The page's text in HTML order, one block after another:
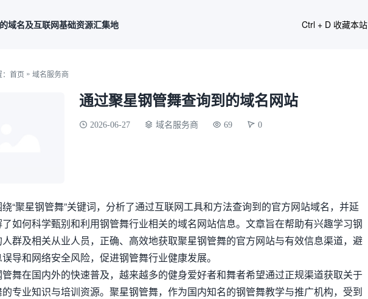
域名及互联网基础资源汇集地 Ctrl + D 收藏本站
首页 » 域名服务商
通过聚星钢管舞查询到的域名网站
2026-06-27 域名服务商 69 0
“聚星钢管舞”关键词，分析了通过互联网工具和方法查询到的官方网站域名，并延
如何科学甄别和利用钢管舞行业相关的域名网站信息。文章旨在帮助有兴趣学习钢
人群及相关从业人员，正确、高效地获取聚星钢管舞的官方网站与有效信息渠道，避
导和网络安全风险，促进钢管舞行业健康发展。
管舞在国内外的快速普及，越来越多的健身爱好者和舞者希望通过正规渠道获取关于
专业知识与培训资源。聚星钢管舞，作为国内知名的钢管舞教学与推广机构，受到